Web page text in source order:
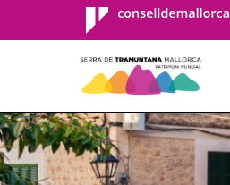
Consell de
Mallorca